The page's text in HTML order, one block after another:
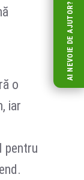
o
iar
pentru
AI NEVOIE DE AJUTOR?